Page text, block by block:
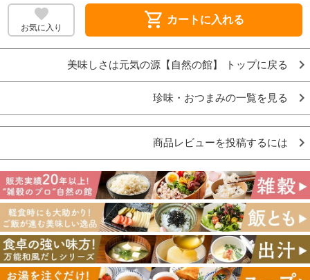
お気に入り shopping_cart カートに入れる
美味しさは元気の源【自然の館】 トップに戻る
珍味・おつまみの一覧を見る
商品レビューを投稿するには